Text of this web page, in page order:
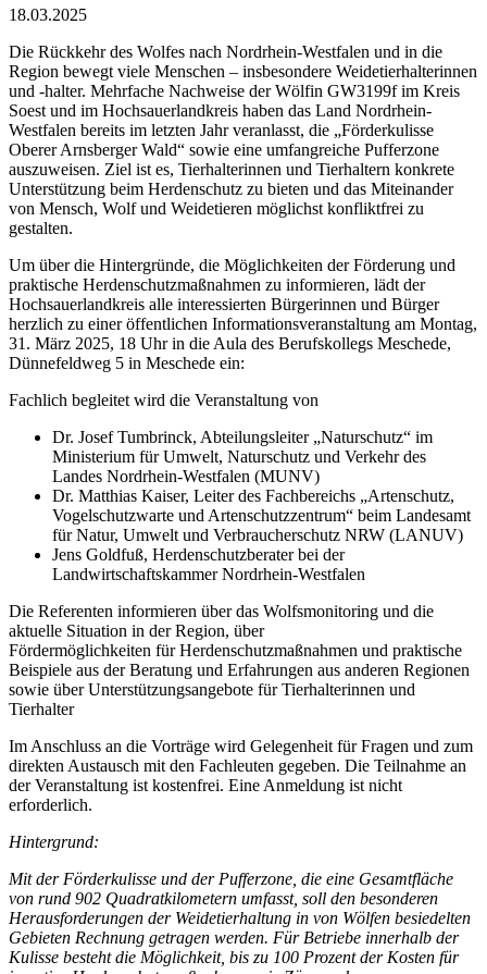
18.03.2025
Die Rückkehr des Wolfes nach Nordrhein-Westfalen und in die
Region bewegt viele Menschen – insbesondere Weidetierhalterinnen
und -halter. Mehrfache Nachweise der Wölfin GW3199f im Kreis
Soest und im Hochsauerlandkreis haben das Land Nordrhein-
Westfalen bereits im letzten Jahr veranlasst, die „Förderkulisse
Oberer Arnsberger Wald“ sowie eine umfangreiche Pufferzone
auszuweisen. Ziel ist es, Tierhalterinnen und Tierhaltern konkrete
Unterstützung beim Herdenschutz zu bieten und das Miteinander
von Mensch, Wolf und Weidetieren möglichst konfliktfrei zu
gestalten.
Um über die Hintergründe, die Möglichkeiten der Förderung und
praktische Herdenschutzmaßnahmen zu informieren, lädt der
Hochsauerlandkreis alle interessierten Bürgerinnen und Bürger
herzlich zu einer öffentlichen Informationsveranstaltung am Montag,
31. März 2025, 18 Uhr in die Aula des Berufskollegs Meschede,
Dünnefeldweg 5 in Meschede ein:
Fachlich begleitet wird die Veranstaltung von
Dr. Josef Tumbrinck, Abteilungsleiter „Naturschutz“ im
Ministerium für Umwelt, Naturschutz und Verkehr des
Landes Nordrhein-Westfalen (MUNV)
Dr. Matthias Kaiser, Leiter des Fachbereichs „Artenschutz,
Vogelschutzwarte und Artenschutzzentrum“ beim Landesamt
für Natur, Umwelt und Verbraucherschutz NRW (LANUV)
Jens Goldfuß, Herdenschutzberater bei der
Landwirtschaftskammer Nordrhein-Westfalen
Die Referenten informieren über das Wolfsmonitoring und die
aktuelle Situation in der Region, über
Fördermöglichkeiten für Herdenschutzmaßnahmen und praktische
Beispiele aus der Beratung und Erfahrungen aus anderen Regionen
sowie über Unterstützungsangebote für Tierhalterinnen und
Tierhalter
Im Anschluss an die Vorträge wird Gelegenheit für Fragen und zum
direkten Austausch mit den Fachleuten gegeben. Die Teilnahme an
der Veranstaltung ist kostenfrei. Eine Anmeldung ist nicht
erforderlich.
Hintergrund:
Mit der Förderkulisse und der Pufferzone, die eine Gesamtfläche
von rund 902 Quadratkilometern umfasst, soll den besonderen
Herausforderungen der Weidetierhaltung in von Wölfen besiedelten
Gebieten Rechnung getragen werden. Für Betriebe innerhalb der
Kulisse besteht die Möglichkeit, bis zu 100 Prozent der Kosten für